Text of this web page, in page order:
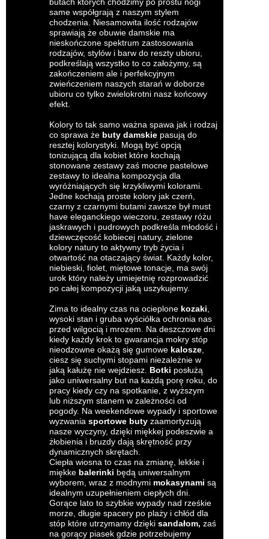
same współgrają z naszym stylem
chodzenia. Niesamowita ilość rodzajów
sprawiają że obuwie damskie ma
nieskończone spektrum zastosowania
rodzajów, stylów i barw do reszty ubioru,
podkreślają wszystko to co założymy, są
zakończeniem ale i perfekcyjnym
zwieńczeniem naszych starań w doborze
ubioru co tylko zwielokrotni nasz końcowy
efekt.
Kolory to tak samo ważna spawa jak i rodzaj
co sprawa że buty damskie pasują do
resztej kolorystyki. Mogą być opcją
tonizującą dla kobiet które kochają
stonowane zestawy zaś mocne pastelowe
zestawy to idealna kompozycja dla
wyróżniających się krzykliwymi kolorami.
Jedne kochają proste kolory jak czerń,
czarny z czarnymi butami zawsze był must
have eleganckiego wieczoru, zestawy różu
jaskrawych i pudrowych podkreśla młodość i
dziewczęcość kobiecej natury, zielone
kolory natury to aktywny tryb życia i
otwartość na otaczający świat. Każdy kolor,
niebieski, fiolet, miętowe tonacje, ma swój
urok który należy umiejetnię rozprowadzić
po całej kompozycji jaką uszykujemy.
Zima to idealny czas na ocieplone kozaki
wysoki stan i gruba wyściółka ochronia nas
przed wilgocią i mrozem. Na deszczowe dni
kiedy każdy krok to gwarancja mokry stóp
nieodzowne okażą się gumowe kalosze
ciesz się suchymi stopami niezależnie w
jaką kałużę nie wejdziesz. Botki posłużą
jako uniwersalny but na każdą porę roku, do
pracy kiedy czy na spotkanie, z wyższym
lub niższym stanem w zależności od
pogody. Na weekendowe wypady i sportowe
wyzwania sportowe buty zaamortyzują
nasze wyczyny, dzięki miękkej podeszwie a
żłobienia i bruzdy dają skrętność przy
dynamicznych skrętach.
Ciepła wiosna to czas na zmianę, lekkie i
miękke balerinki będą uniwersalnym
wyborem, wraz z modnymi mokasynami są
idealnym uzupełnieniem ciepłych dni.
Gorące lato to szybkie wypady nad rześkie
morze, długie spacery po plaży i chłód dla
stóp które utrzymamy dzięki sandałom, zaś
na gorący piasek gdzie potrzebujemy